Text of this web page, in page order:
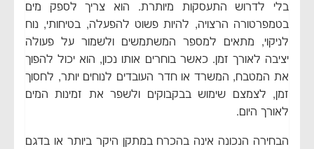
בלי לדרוש התעסקות מיותרת. הוא צריך לספק מים
בטמפרטורה הרצויה, להיות פשוט להפעלה, בטיחותי, נוח
לניקוי, מתאים למספר המשתמשים ולשמור על פעולה
יציבה לאורך זמן. כאשר בוחרים אותו נכון, הוא יכול להפוך
את המטבח, המשרד או חדר העובדים לנוחים יותר, לחסוך
זמן, לצמצם שימוש בבקבוקים ולשפר את זמינות המים
לאורך היום.
הבחירה הנכונה אינה בהכרח במתקן היקר ביותר או בדגם